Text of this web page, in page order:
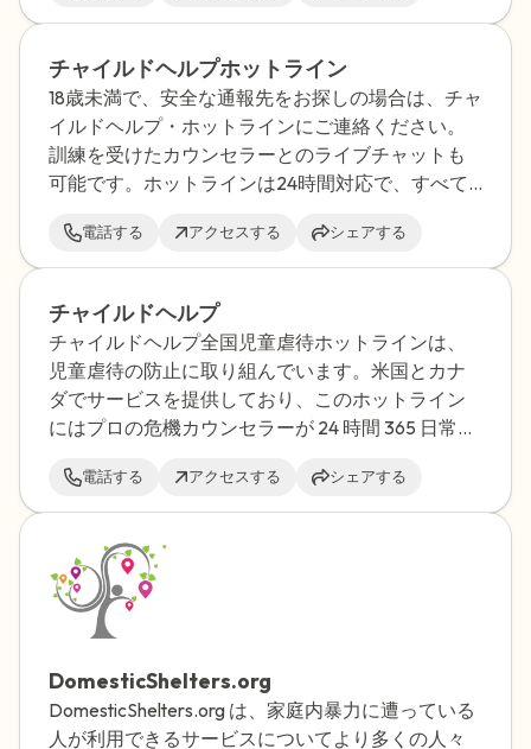
チャイルドヘルプホットライン
18歳未満で、安全な通報先をお探しの場合は、チャ
イルドヘルプ・ホットラインにご連絡ください。
訓練を受けたカウンセラーとのライブチャットも
可能です。ホットラインは24時間対応で、すべて
電話する アクセスする シェアする
チャイルドヘルプ
チャイルドヘルプ全国児童虐待ホットラインは、
児童虐待の防止に取り組んでいます。米国とカナ
ダでサービスを提供しており、このホットライン
にはプロの危機カウンセラーが 24 時間 365 日常駐
電話する アクセスする シェアする
DomesticShelters.org
DomesticShelters.org は、家庭内暴力に遭っている
人が利用できるサービスについてより多くの人々
自分の好きなところ1つ。
最後に深呼吸をしましょう。